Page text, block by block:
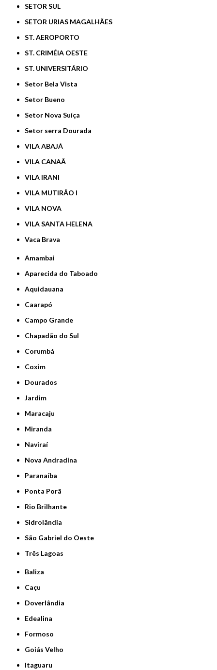
SETOR SUL
SETOR URIAS MAGALHÃES
ST. AEROPORTO
ST. CRIMÉIA OESTE
ST. UNIVERSITÁRIO
Setor Bela Vista
Setor Bueno
Setor Nova Suíça
Setor serra Dourada
VILA ABAJÁ
VILA CANAÃ
VILA IRANI
VILA MUTIRÃO I
VILA NOVA
VILA SANTA HELENA
Vaca Brava
Amambai
Aparecida do Taboado
Aquidauana
Caarapó
Campo Grande
Chapadão do Sul
Corumbá
Coxim
Dourados
Jardim
Maracaju
Miranda
Naviraí
Nova Andradina
Paranaíba
Ponta Porã
Rio Brilhante
Sidrolândia
São Gabriel do Oeste
Três Lagoas
Baliza
Caçu
Doverlândia
Edealina
Formoso
Goiás Velho
Itaguaru